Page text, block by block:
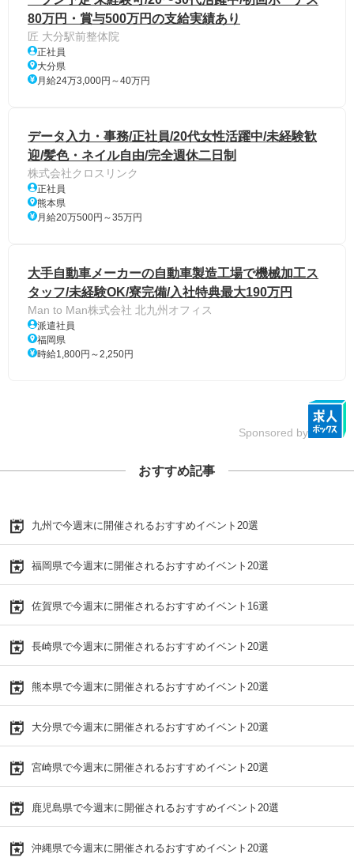
80万円・賞与500万円の支給実績あり
匠 大分駅前整体院
正社員
大分県
月給24万3,000円～40万円
データ入力・事務/正社員/20代女性活躍中/未経験歓
迎/髪色・ネイル自由/完全週休二日制
株式会社クロスリンク
正社員
熊本県
月給20万500円～35万円
大手自動車メーカーの自動車製造工場で機械加工ス
タッフ/未経験OK/寮完備/入社特典最大190万円
Man to Man株式会社 北九州オフィス
派遣社員
福岡県
時給1,800円～2,250円
Sponsored by
おすすめ記事
九州で今週末に開催されるおすすめイベント20選
福岡県で今週末に開催されるおすすめイベント20選
佐賀県で今週末に開催されるおすすめイベント16選
長崎県で今週末に開催されるおすすめイベント20選
熊本県で今週末に開催されるおすすめイベント20選
大分県で今週末に開催されるおすすめイベント20選
宮崎県で今週末に開催されるおすすめイベント20選
鹿児島県で今週末に開催されるおすすめイベント20選
沖縄県で今週末に開催されるおすすめイベント20選